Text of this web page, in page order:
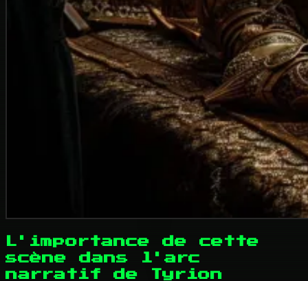
L'importance de cette
scène dans l'arc
narratif de Tyrion